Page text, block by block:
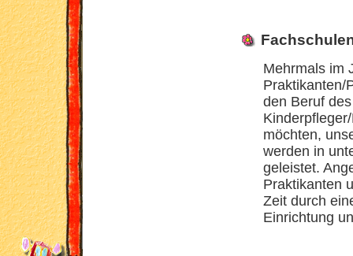
Mehrmals im
Praktikanten/
den Beruf
möchten,
werden in
geleistet.
Praktikanten
Zeit durch
Einrichtung